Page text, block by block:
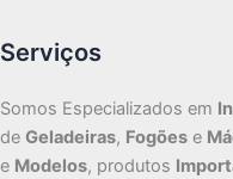
Serviços
Somos Especializados em
de Geladeiras, Fogões e
e Modelos, produtos